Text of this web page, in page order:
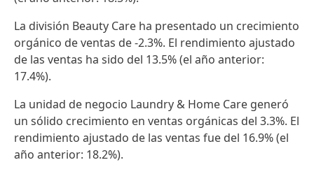
La división Beauty Care ha presentado un crecimiento
orgánico de ventas de -2.3%. El rendimiento ajustado
de las ventas ha sido del 13.5%(el año anterior:
17.4%).
La unidad de negocio Laundry & Home Care generó
un sólido crecimiento en ventas orgánicas del 3.3%. El
rendimiento ajustado de las ventas fue del 16.9%(el
año anterior: 18.2%).